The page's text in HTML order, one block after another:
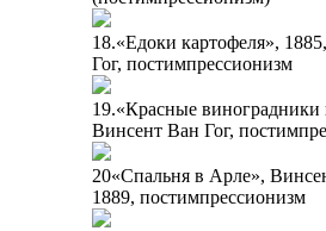
18.«Едоки картофеля»,
Гог, постимпрессионизм
19.«Красные виноградники
Винсент Ван Гог,
20«Спальня в Арле»,
1889, постимпрессионизм